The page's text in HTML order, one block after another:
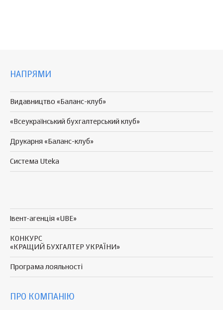
НАПРЯМИ
Видавництво «Баланс-клуб»
«Всеукраїнський бухгалтерський клуб»
Друкарня «Баланс-клуб»
Система Uteka
Івент-агенція «UBE»
КОНКУРС
«КРАЩИЙ БУХГАЛТЕР УКРАЇНИ»
Програма лояльності
ПРО КОМПАНІЮ